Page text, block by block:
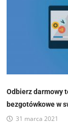
Odbierz darmowy
bezgotówkowe w
31 marca 2021